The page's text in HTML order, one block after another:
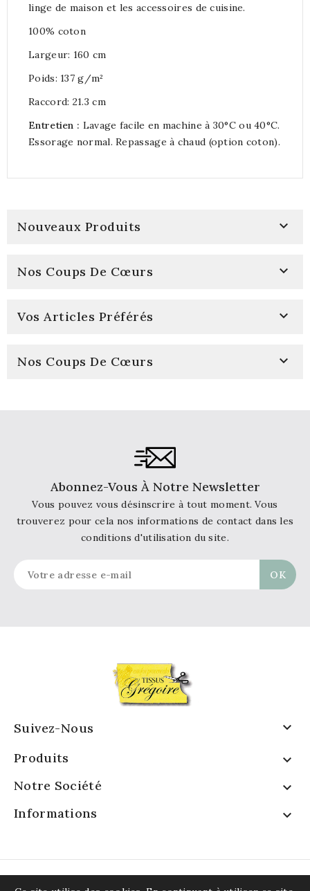
linge de maison et les accessoires de cuisine.
100% coton
Largeur: 160 cm
Poids: 137 g/m²
Raccord: 21.3 cm
Entretien : Lavage facile en machine à 30°C ou 40°C.
Essorage normal. Repassage à chaud (option coton).
Nouveaux Produits 
Nos Coups De Cœurs 
Vos Articles Préférés 
Nos Coups De Cœurs 
Abonnez-Vous À Notre Newsletter
Vous pouvez vous désinscrire à tout moment. Vous
trouverez pour cela nos informations de contact dans les
conditions d'utilisation du site.
Suivez-Nous 
Produits 
Notre Société 
Informations 